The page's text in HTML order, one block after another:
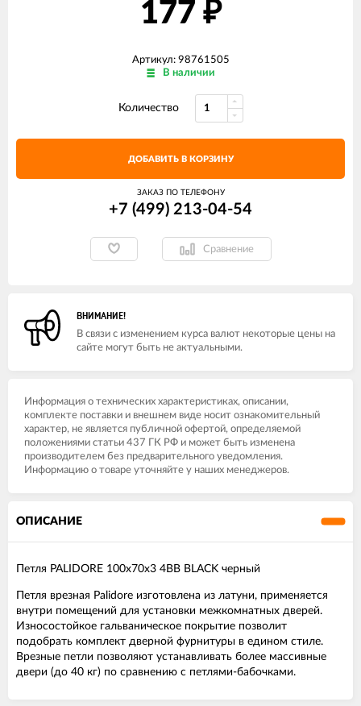
177 ₽
Артикул: 98761505
В наличии
Количество
ДОБАВИТЬ В КОРЗИНУ
ЗАКАЗ ПО ТЕЛЕФОНУ
+7 (499) 213-04-54​
Сравнение
ВНИМАНИЕ!
В связи с изменением курса валют некоторые цены на
сайте могут быть не актуальными.
Информация о технических характеристиках, описании,
комплекте поставки и внешнем виде носит ознакомительный
характер, не является публичной офертой, определяемой
положениями статьи 437 ГК РФ и может быть изменена
производителем без предварительного уведомления.
Информацию о товаре уточняйте у наших менеджеров.
ОПИСАНИЕ
Петля PALIDORE 100x70x3 4BB BLACK черный
Петля врезная Palidore изготовлена из латуни, применяется
внутри помещений для установки межкомнатных дверей.
Износостойкое гальваническое покрытие позволит
подобрать комплект дверной фурнитуры в едином стиле.
Врезные петли позволяют устанавливать более массивные
двери (до 40 кг) по сравнению с петлями-бабочками.